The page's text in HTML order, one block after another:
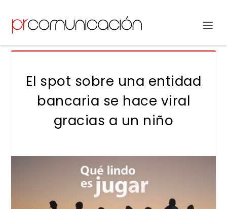
El spot sobre una entidad
bancaria se hace viral
gracias a un niño